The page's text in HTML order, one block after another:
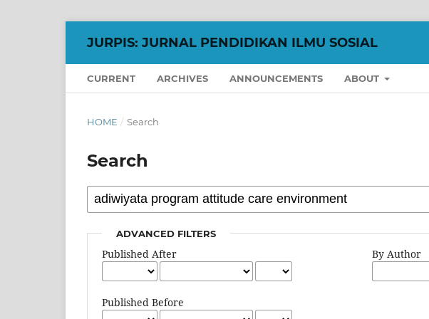
JURPIS: JURNAL PENDIDIKAN ILMU SOSIAL
CURRENT ARCHIVES ANNOUNCEMENTS ABOUT
HOME / Search
Search
ADVANCED FILTERS
Published After
Published Before
By Author